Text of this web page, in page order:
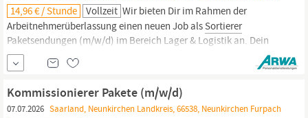
14,96 € / Stunde Vollzeit Wir bieten Dir im Rahmen der
Arbeitnehmerüberlassung einen neuen Job als Sortierer
Paketsendungen (m/w/d) im Bereich Lager & Logistik an. Dein
neuer Arbeitsplatz bei uns ist in Vollzeit in Neunkirchen. Unsere
Benefits Sicherer Arbeitsplatz Deine Vergütung: 14,96 € pro
Stunde Deine abwechslungsreichen Aufgaben
Kommissionierer Pakete (m/w/d)
07.07.2026 Saarland, Neunkirchen Landkreis, 66538, Neunkirchen Furpach